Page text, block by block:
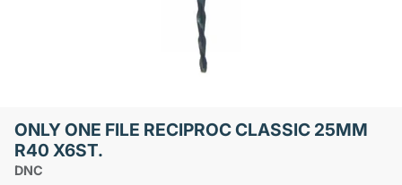
ONLY ONE FILE RECIPROC CLASSIC 25MM
R40 X6ST.
DNC